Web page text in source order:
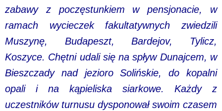
zabawy z poczęstunkiem w pensjonacie, w
ramach wycieczek fakultatywnych zwiedzili
Muszynę, Budapeszt, Bardejov, Tylicz,
Koszyce. Chętni udali się na spływ Dunajcem, w
Bieszczady nad jezioro Solińskie, do kopalni
opali i na kąpieliska siarkowe. Każdy z
uczestników turnusu dysponował swoim czasem